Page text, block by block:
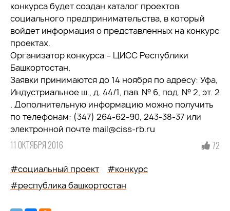
конкурса будет создан каталог проектов
социального предпринимательства, в который
войдет информация о представленных на конкурс
проектах.
Организатор конкурса – ЦИСС Республики
Башкортостан.
Заявки принимаются до 14 ноября по адресу: Уфа,
Индустриальное ш., д. 44/1, пав. № 6, под. № 2, эт. 2
. Дополнительную информацию можно получить
по телефонам: (347) 264-62-90, 243-38-37 или
электронной почте mail@ciss-rb.ru
11 ОКТЯБРЯ 2016 72
#социальный проект
#конкурс
#республика башкортостан